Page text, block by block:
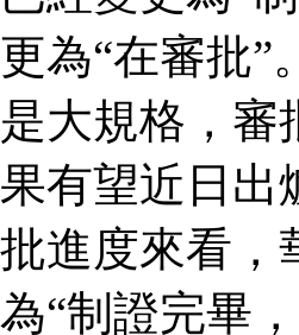
更為“在審批”
是大規格，審
果有望近日出
批進度來看，
為“制證完畢